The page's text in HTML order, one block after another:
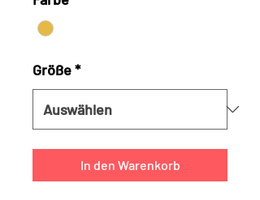
Größe*
In den Warenkorb